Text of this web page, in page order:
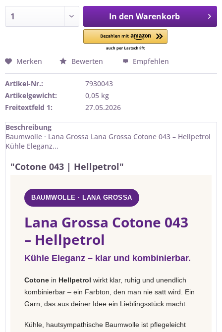
In den Warenkorb
Merken Bewerten Empfehlen
Artikel-Nr.:
7930043
Artikelgewicht:
0,05 kg
Freitextfeld 1:
27.05.2026
Beschreibung
Baumwolle · Lana Grossa Lana Grossa Cotone 043 – Hellpetrol
Kühle Eleganz...
"Cotone 043 | Hellpetrol"
BAUMWOLLE · LANA GROSSA
Lana Grossa Cotone 043
– Hellpetrol
Kühle Eleganz – klar und kombinierbar.
Cotone in Hellpetrol wirkt klar, ruhig und unendlich
kombinierbar – ein Farbton, den man nie satt wird. Ein
Garn, das aus deiner Idee ein Lieblingsstück macht.
Kühle, hautsympathische Baumwolle ist pflegeleicht